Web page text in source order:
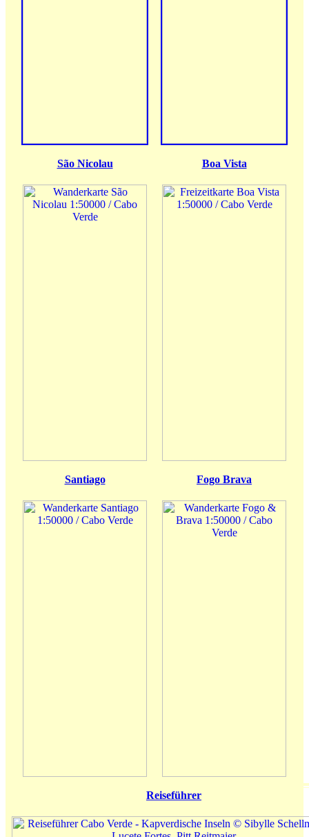
São Nicolau Boa Vista
Santiago Fogo Brava
Reiseführer